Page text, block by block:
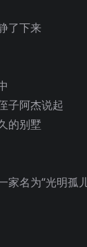
了下来
子阿杰说起
的别墅
家名为“光明孤